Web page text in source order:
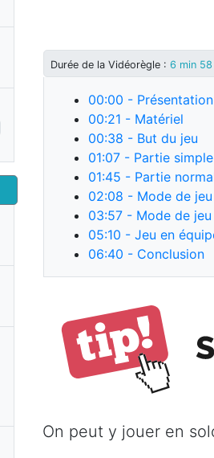
Durée de la Vidéorègle : 6 min
00:00 - Présentation
00:21 - Matériel
00:38 - But du jeu
01:07 - Partie simple
01:45 - Partie
02:08 - Mode de
03:57 - Mode de
05:10 - Jeu en
06:40 - Conclusion
On peut y jouer en